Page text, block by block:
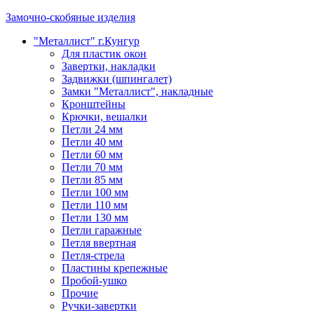
Замочно-скобяные изделия
"Металлист" г.Кунгур
Для пластик окон
Завертки, накладки
Задвижки (шпингалет)
Замки "Металлист", накладные
Кронштейны
Крючки, вешалки
Петли 24 мм
Петли 40 мм
Петли 60 мм
Петли 70 мм
Петли 85 мм
Петли 100 мм
Петли 110 мм
Петли 130 мм
Петли гаражные
Петля ввертная
Петля-стрела
Пластины крепежные
Пробой-ушко
Прочие
Ручки-завертки